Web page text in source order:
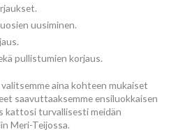
uusiminen.
pullistumien korjaus.
aina kohteen mukaiset
saavuttaaksemme ensiluokkaisen
kattosi turvallisesti meidän
Meri-Teijossa.